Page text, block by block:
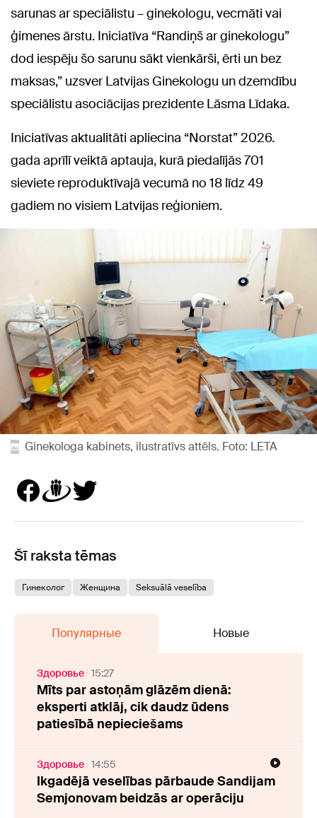
sarunas ar speciālistu – ginekologu, vecmāti vai
ģimenes ārstu. Iniciatīva “Randiņš ar ginekologu”
dod iespēju šo sarunu sākt vienkārši, ērti un bez
maksas,” uzsver Latvijas Ginekologu un dzemdību
speciālistu asociācijas prezidente Lāsma Līdaka.
Iniciatīvas aktualitāti apliecina “Norstat” 2026.
gada aprīlī veiktā aptauja, kurā piedalījās 701
sieviete reproduktīvajā vecumā no 18 līdz 49
gadiem no visiem Latvijas reģioniem.
Ginekologa kabinets, ilustratīvs attēls. Foto: LETA
Šī raksta tēmas
Гинеколог Женщина Seksuālā veselība
Популярные Новые
Здоровье 15:27
Mīts par astoņām glāzēm dienā:
eksperti atklāj, cik daudz ūdens
patiesībā nepieciešams
Здоровье 14:55
Ikgadējā veselības pārbaude Sandijam
Semjonovam beidzās ar operāciju